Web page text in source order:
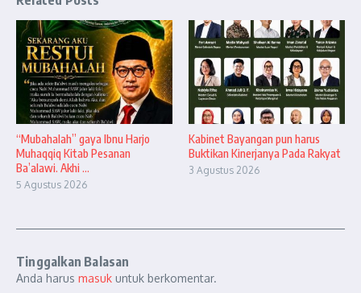
“Mubahalah” gaya Ibnu Harjo
Muhaqqiq Kitab Pesanan
Ba’alawi. Akhi ...
5 Agustus 2026
Kabinet Bayangan pun harus
Buktikan Kinerjanya Pada Rakyat
3 Agustus 2026
Tinggalkan Balasan
Anda harus masuk untuk berkomentar.